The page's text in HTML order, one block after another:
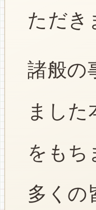
ただき
諸般の
ました
をもち
多くの